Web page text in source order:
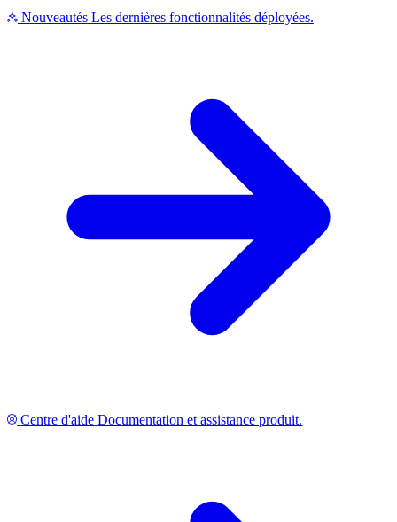
Nouveautés Les dernières fonctionnalités déployées.
Centre d'aide Documentation et assistance produit.